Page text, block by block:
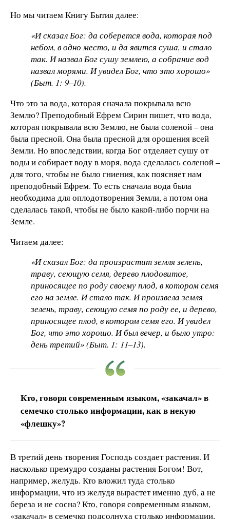
Но мы читаем Книгу Бытия далее:
«И сказал Бог: да соберется вода, которая под
небом, в одно место, и да явится суша, и стало
так. И назвал Бог сушу землею, а собрание вод
назвал морями. И увидел Бог, что это хорошо»
(Быт. 1: 9–10).
Что это за вода, которая сначала покрывала всю
Землю? Преподобный Ефрем Сирин пишет, что вода,
которая покрывала всю Землю, не была соленой – она
была пресной. Она была пресной для орошения всей
Земли. Но впоследствии, когда Бог отделяет сушу от
воды и собирает воду в моря, вода сделалась соленой –
для того, чтобы не было гниения, как поясняет нам
преподобный Ефрем. То есть сначала вода была
необходима для оплодотворения Земли, а потом она
сделалась такой, чтобы не было какой-либо порчи на
Земле.
Читаем далее:
«И сказал Бог: да произрастит земля зелень,
траву, сеющую семя, дерево плодовитое,
приносящее по роду своему плод, в котором семя
его на земле. И стало так. И произвела земля
зелень, траву, сеющую семя по роду ее, и дерево,
приносящее плод, в котором семя его. И увидел
Бог, что это хорошо. И был вечер, и было утро:
день третий» (Быт. 1: 11–13).
Кто, говоря современным языком, «закачал» в
семечко столько информации, как в некую
«флешку»?
В третий день творения Господь создает растения. И
насколько премудро созданы растения Богом! Вот,
например, желудь. Кто вложил туда столько
информации, что из желудя вырастет именно дуб, а не
береза и не сосна? Кто, говоря современным языком,
«закачал» в семечко подсолнуха столько информации,